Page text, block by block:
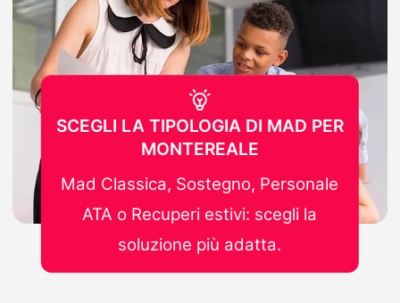
SCEGLI LA TIPOLOGIA DI MAD PER
MONTEREALE
Mad Classica, Sostegno, Personale
ATA o Recuperi estivi: scegli la
soluzione più adatta.